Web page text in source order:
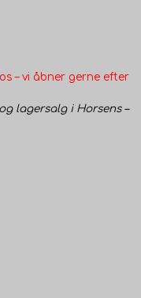
– vi åbner gerne efter
lagersalg i Horsens –